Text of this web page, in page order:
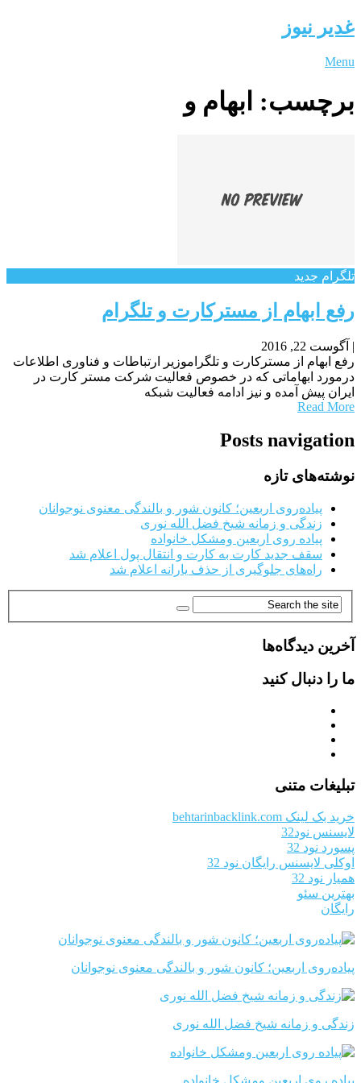
غدیر نیوز
Menu
برچسب: ابهام و
تلگرام جدید
رفع ابهام از مسترکارت و تلگرام
| آگوست 22, 2016
رفع ابهام از مسترکارت و تلگراموزیر ارتباطات و فناوری اطلاعات
درمورد ابهاماتی که در خصوص فعالیت شرکت مستر کارت در
ایران پیش آمده و نیز ادامه فعالیت شبکه
Read More
Posts navigation
نوشته‌های تازه
پیاده‌روی اربعین؛ کانون شور و بالندگی معنوی نوجوانان
زندگی و زمانه شیخ فضل الله نوری
پیاده روی اربعین ومشکل خانواده
سقف جدید کارت به کارت و انتقال پول اعلام شد
راه‌های جلوگیری از حذف یارانه اعلام شد
آخرین دیدگاه‌ها
ما را دنبال کنید
تبلیغات متنی
خرید بک لینک behtarinbacklink.com
لایسنس نود32
پسورد نود 32
اوکلی لایسنس رایگان نود 32
همیار نود 32
بهترین سئو
رایگان
پیاده‌روی اربعین؛ کانون شور و بالندگی معنوی نوجوانان
زندگی و زمانه شیخ فضل الله نوری
پیاده روی اربعین ومشکل خانواده